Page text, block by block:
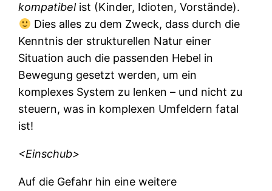
kompatibelist (Kinder, Idioten, Vorstände).
Dies alles zu dem Zweck, dass durch die
Kenntnis der strukturellen Natur einer
Situation auch die passenden Hebel in
Bewegung gesetzt werden, um ein
komplexes System zu lenken – und nicht zu
steuern, was in komplexen Umfeldern fatal
ist!
<Einschub>
Auf die Gefahr hin eine weitere